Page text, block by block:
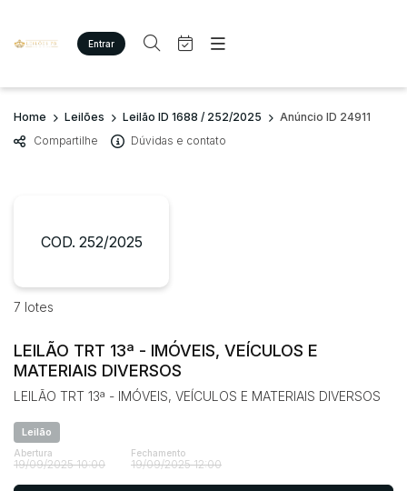
Entrar
Criar conta Entrar
Site
Agenda
Quem Somos
Imóveis
Veículos
Carros
Pesados
Utilitário
Busca por palavra-chave
Bairro
Judiciais Extrajudiciais
Faixa de valor
R$ até R$
Quem Somos
Home Leilões Leilão ID 1688 / 252/2025
Anúncio ID 24911
Compartilhe
Dúvidas e contato
COD. 252/2025
7 lotes
LEILÃO TRT 13ª - IMÓVEIS, VEÍCULOS E
MATERIAIS DIVERSOS
LEILÃO TRT 13ª - IMÓVEIS, VEÍCULOS E MATERIAIS DIVERSOS
Leilão
Abertura
19/09/2025 10:00
Fechamento
19/09/2025 12:00